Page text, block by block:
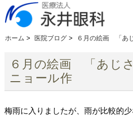
ホーム > 医院ブログ > ６月の絵画 「あ
６月の絵画 「あじ
ニョール作
梅雨に入りましたが、雨が比較的